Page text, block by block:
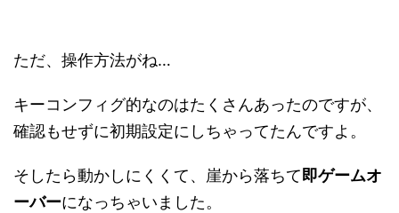
ただ、操作方法がね…
キーコンフィグ的なのはたくさんあったのですが、
確認もせずに初期設定にしちゃってたんですよ。
そしたら動かしにくくて、崖から落ちて即ゲームオ
ーバーになっちゃいました。